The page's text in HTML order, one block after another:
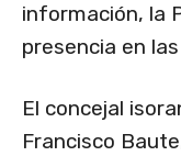
información, la
presencia en
El concejal
Francisco